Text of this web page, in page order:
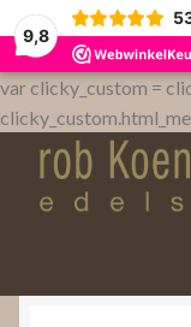
9,8
var clicky_custom =
Home